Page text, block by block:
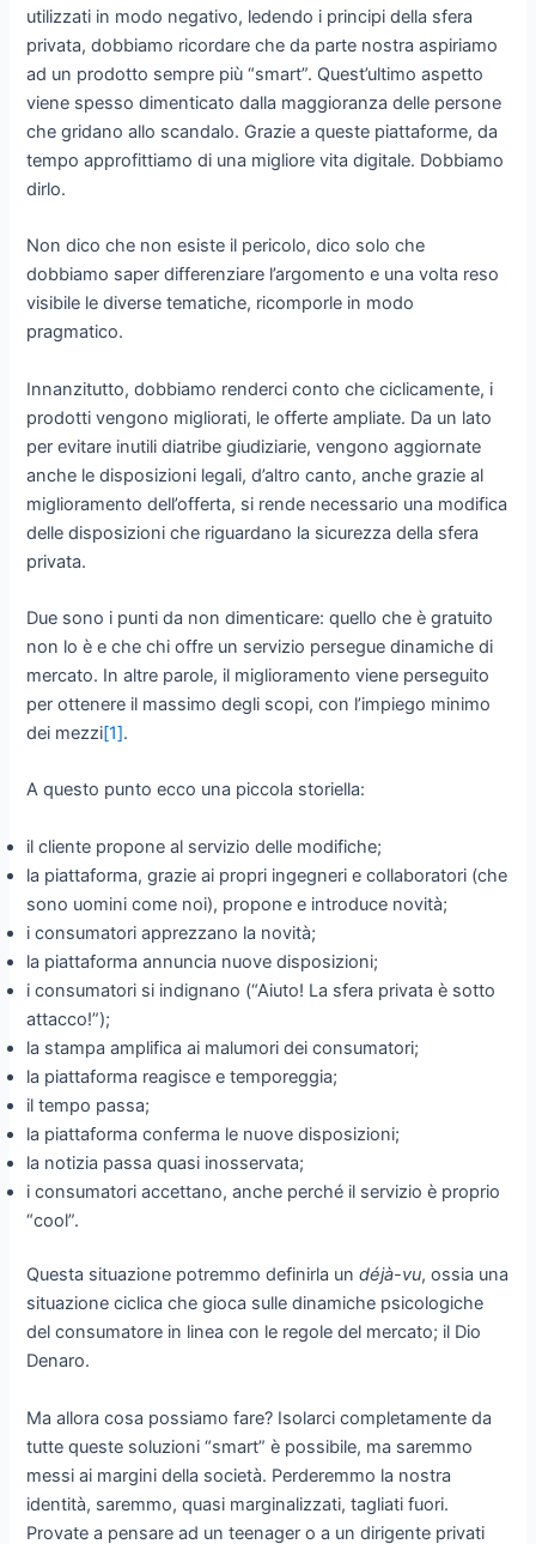
utilizzati in modo negativo, ledendo i principi della sfera
privata, dobbiamo ricordare che da parte nostra aspiriamo
ad un prodotto sempre più “smart”. Quest’ultimo aspetto
viene spesso dimenticato dalla maggioranza delle persone
che gridano allo scandalo. Grazie a queste piattaforme, da
tempo approfittiamo di una migliore vita digitale. Dobbiamo
dirlo.
Non dico che non esiste il pericolo, dico solo che
dobbiamo saper differenziare l’argomento e una volta reso
visibile le diverse tematiche, ricomporle in modo
pragmatico.
Innanzitutto, dobbiamo renderci conto che ciclicamente, i
prodotti vengono migliorati, le offerte ampliate. Da un lato
per evitare inutili diatribe giudiziarie, vengono aggiornate
anche le disposizioni legali, d’altro canto, anche grazie al
miglioramento dell’offerta, si rende necessario una modifica
delle disposizioni che riguardano la sicurezza della sfera
privata.
Due sono i punti da non dimenticare: quello che è gratuito
non lo è e che chi offre un servizio persegue dinamiche di
mercato. In altre parole, il miglioramento viene perseguito
per ottenere il massimo degli scopi, con l’impiego minimo
dei mezzi[1].
A questo punto ecco una piccola storiella:
il cliente propone al servizio delle modifiche;
la piattaforma, grazie ai propri ingegneri e collaboratori (che
sono uomini come noi), propone e introduce novità;
i consumatori apprezzano la novità;
la piattaforma annuncia nuove disposizioni;
i consumatori si indignano (“Aiuto! La sfera privata è sotto
attacco!”);
la stampa amplifica ai malumori dei consumatori;
la piattaforma reagisce e temporeggia;
il tempo passa;
la piattaforma conferma le nuove disposizioni;
la notizia passa quasi inosservata;
i consumatori accettano, anche perché il servizio è proprio
“cool”.
Questa situazione potremmo definirla undéjà-vu, ossia una
situazione ciclica che gioca sulle dinamiche psicologiche
del consumatore in linea con le regole del mercato; il Dio
Denaro.
Ma allora cosa possiamo fare? Isolarci completamente da
tutte queste soluzioni “smart” è possibile, ma saremmo
messi ai margini della società. Perderemmo la nostra
identità, saremmo, quasi marginalizzati, tagliati fuori.
Provate a pensare ad un teenager o a un dirigente privati